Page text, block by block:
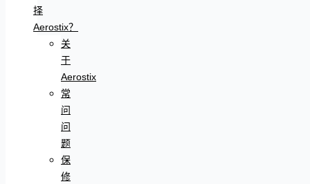
择
Aerostix？
关
于
Aerostix
常
问
问
题
保
修